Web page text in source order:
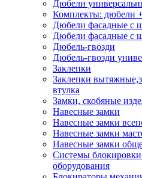
Дюбели
Комплекты: дюбели
Дюбели фасадные с
Дюбели фасадные с
Дюбель-гвозди
Дюбель-гвозди
Заклепки
Заклепки
втулка
Замки, скобяные
Навесные замки
Навесные замки
Навесные замки
Навесные замки
Системы
оборудования